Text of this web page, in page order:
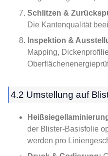
Schlitzen &
Die Kantenqualität
Inspektion &
Mapping,
4.2 Umstellung auf
der Blister-Basisfolie
werden pro